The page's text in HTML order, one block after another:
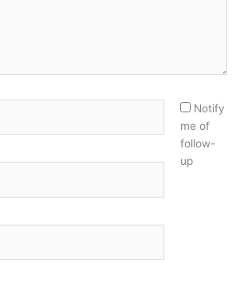
Notify
me of
follow-
up